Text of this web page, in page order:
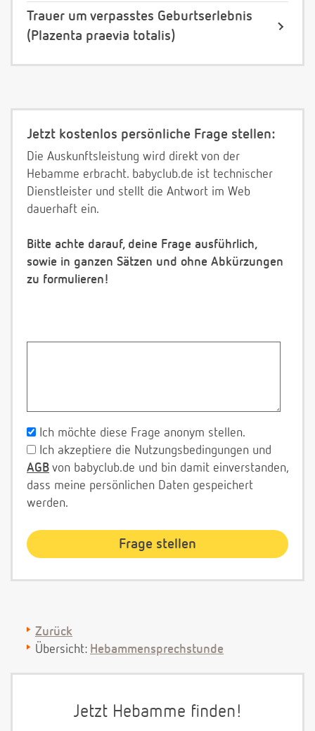
Trauer um verpasstes Geburtserlebnis
(Plazenta praevia totalis)
Jetzt kostenlos persönliche Frage stellen:
Die Auskunftsleistung wird direkt von der
Hebamme erbracht. babyclub.de ist technischer
Dienstleister und stellt die Antwort im Web
dauerhaft ein.
Bitte achte darauf, deine Frage ausführlich,
sowie in ganzen Sätzen und ohne Abkürzungen
zu formulieren!
Ich möchte diese Frage anonym stellen.
Ich akzeptiere die Nutzungsbedingungen und
AGB von babyclub.de und bin damit einverstanden,
dass meine persönlichen Daten gespeichert
werden.
Zurück
Übersicht: Hebammensprechstunde
Jetzt Hebamme finden!